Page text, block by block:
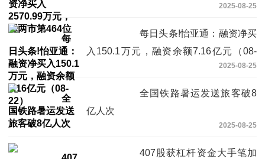
2025-08-25
每日头条!怡亚通：融资净买
入150.1万元，融资余额7.16亿元（08-
2025-08-25
全国铁路暑运发送旅客破8
亿人次
2025-08-25
407股获杠杆资金大手笔加